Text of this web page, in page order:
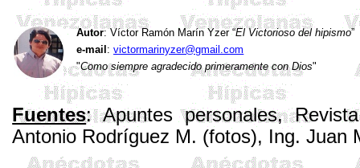
Autor: Víctor Ramón MarínYzer“El Victorioso del hipismo”
e-mail :victormarinyzer@gmail.com
"Como siempre agradecido primeramente con Dios"
Fuentes: Apuntes personales,
Antonio Rodríguez M. (fotos), Ing. Juan